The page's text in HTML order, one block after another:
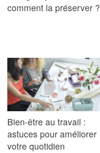
comment la préserver ?
Bien-être au travail :
astuces pour améliorer
votre quotidien